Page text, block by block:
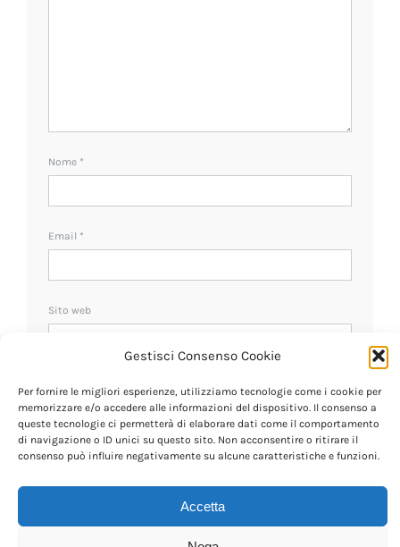
Gestisci Consenso Cookie
Per fornire le migliori esperienze, utilizziamo tecnologie come i cookie per
memorizzare e/o accedere alle informazioni del dispositivo. Il consenso a
queste tecnologie ci permetterà di elaborare dati come il comportamento
di navigazione o ID unici su questo sito. Non acconsentire o ritirare il
consenso può influire negativamente su alcune caratteristiche e funzioni.
Accetta
Nome *
Email *
Sito web
Ricevi un avviso se ci sono nuovi commenti.